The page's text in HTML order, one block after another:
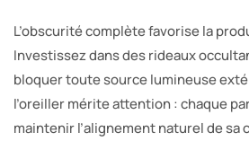
L’obscurité complète favorise la
Investissez dans des rideaux
bloquer toute source lumineuse
l’oreiller mérite attention : chaque
maintenir l’alignement naturel de sa